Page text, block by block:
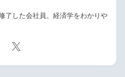
了した会社員。経済学をわかりや